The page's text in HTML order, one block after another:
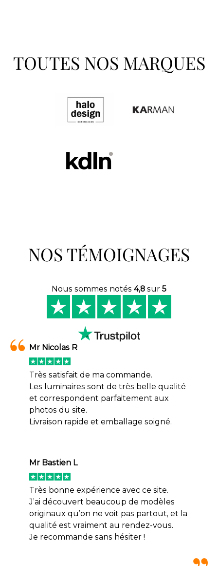
TOUTES NOS MARQUES
NOS TÉMOIGNAGES
Nous sommes notés 4,8 sur 5
Mr Nicolas R
Très satisfait de ma commande.
Les luminaires sont de très belle qualité
et correspondent parfaitement aux
photos du site.
Livraison rapide et emballage soigné.
Mr Bastien L
Très bonne expérience avec ce site.
J’ai découvert beaucoup de modèles
originaux qu’on ne voit pas partout, et la
qualité est vraiment au rendez-vous.
Je recommande sans hésiter !